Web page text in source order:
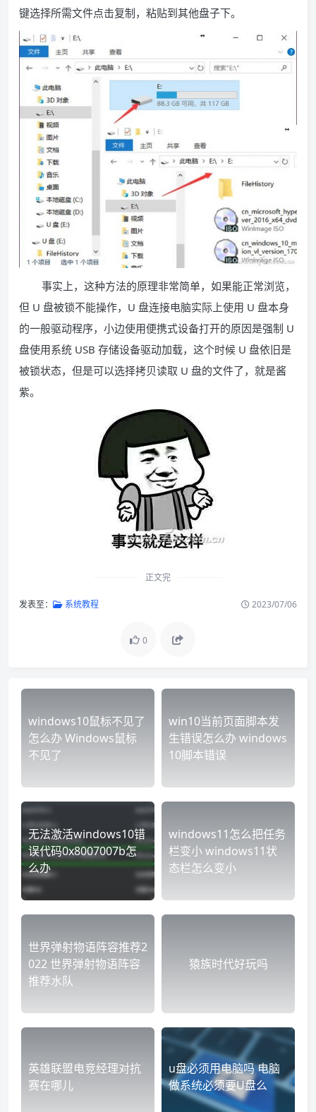
键选择所需文件点击复制，粘贴到其他盘子下。
事实上，这种方法的原理非常简单，如果能正常浏览，
但 U 盘被锁不能操作，U 盘连接电脑实际上使用 U 盘本身
的一般驱动程序，小边使用便携式设备打开的原因是强制 U
盘使用系统 USB 存储设备驱动加载，这个时候 U 盘依旧是
被锁状态，但是可以选择拷贝读取 U 盘的文件了，就是酱
紫。
正文完
发表至： 系统教程 2023/07/06
0
windows10鼠标不见了
怎么办 Windows鼠标
不见了
win10当前页面脚本发
生错误怎么办 windows
10脚本错误
无法激活windows10错
误代码0x8007007b怎
么办
windows11怎么把任务
栏变小 windows11状
态栏怎么变小
世界弹射物语阵容推荐2
022 世界弹射物语阵容
推荐水队
猿族时代好玩吗
英雄联盟电竞经理对抗
赛在哪儿
u盘必须用电脑吗 电脑
做系统必须要U盘么